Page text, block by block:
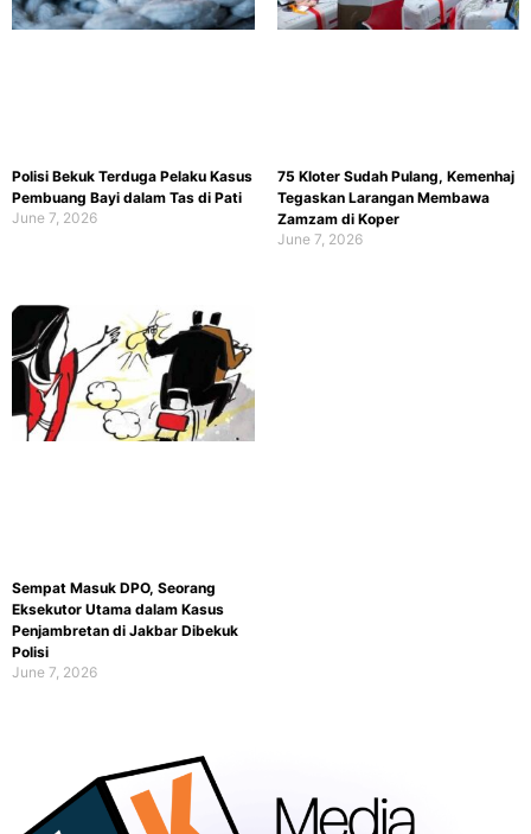
Polisi Bekuk Terduga Pelaku Kasus
Pembuang Bayi dalam Tas di Pati
June 7, 2026
75 Kloter Sudah Pulang, Kemenhaj
Tegaskan Larangan Membawa
Zamzam di Koper
June 7, 2026
Sempat Masuk DPO, Seorang
Eksekutor Utama dalam Kasus
Penjambretan di Jakbar Dibekuk
Polisi
June 7, 2026